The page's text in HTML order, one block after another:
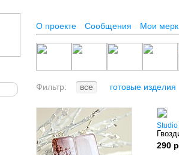
О проекте Сообщения Мои
Фильтр: все готовые изделия
290